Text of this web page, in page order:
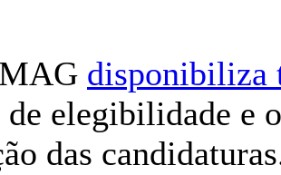
disponibiliza
elegibilidade e
das